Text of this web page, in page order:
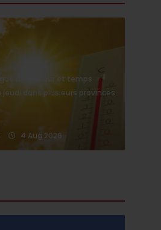
de chaleur et temps
jeudi dans plusieurs provinces
4 Aug 2026